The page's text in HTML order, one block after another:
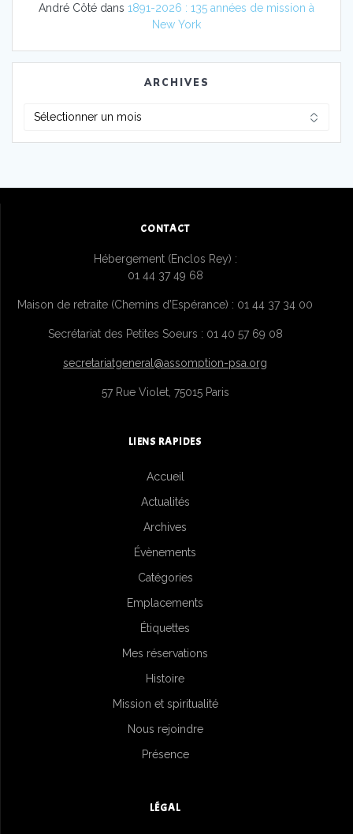
André Côté dans 1891-2026 : 135 années de mission à
New York
ARCHIVES
CONTACT
Hébergement (Enclos Rey) :
01 44 37 49 68
Maison de retraite (Chemins d’Espérance) : 01 44 37 34 00
Secrétariat des Petites Soeurs : 01 40 57 69 08
secretariatgeneral@assomption-psa.org
57 Rue Violet, 75015 Paris
LIENS RAPIDES
Accueil
Actualités
Archives
Évènements
Catégories
Emplacements
Étiquettes
Mes réservations
Histoire
Mission et spiritualité
Nous rejoindre
Présence
LÉGAL